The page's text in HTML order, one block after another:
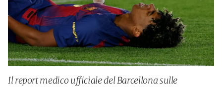
Il report medico ufficiale del Barcellona sulle